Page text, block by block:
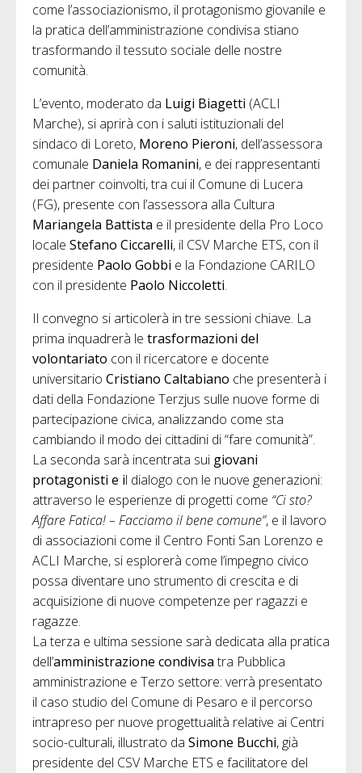
come l’associazionismo, il protagonismo giovanile e
la pratica dell’amministrazione condivisa stiano
trasformando il tessuto sociale delle nostre
comunità.
L’evento, moderato da Luigi Biagetti (ACLI
Marche), si aprirà con i saluti istituzionali del
sindaco di Loreto, Moreno Pieroni, dell’assessora
comunale Daniela Romanini, e dei rappresentanti
dei partner coinvolti, tra cui il Comune di Lucera
(FG), presente con l’assessora alla Cultura
Mariangela Battista e il presidente della Pro Loco
locale Stefano Ciccarelli, il CSV Marche ETS, con il
presidente Paolo Gobbi e la Fondazione CARILO
con il presidente Paolo Niccoletti.
Il convegno si articolerà in tre sessioni chiave. La
prima inquadrerà le trasformazioni del
volontariato con il ricercatore e docente
universitario Cristiano Caltabiano che presenterà i
dati della Fondazione Terzjus sulle nuove forme di
partecipazione civica, analizzando come sta
cambiando il modo dei cittadini di “fare comunità”.
La seconda sarà incentrata sui giovani
protagonisti e il dialogo con le nuove generazioni:
attraverso le esperienze di progetti come “Ci sto?
Affare Fatica! – Facciamo il bene comune”, e il lavoro
di associazioni come il Centro Fonti San Lorenzo e
ACLI Marche, si esplorerà come l’impegno civico
possa diventare uno strumento di crescita e di
acquisizione di nuove competenze per ragazzi e
ragazze.
La terza e ultima sessione sarà dedicata alla pratica
dell’amministrazione condivisatra Pubblica
amministrazione e Terzo settore: verrà presentato
il caso studio del Comune di Pesaro e il percorso
intrapreso per nuove progettualità relative ai Centri
socio-culturali, illustrato da Simone Bucchi, già
presidente del CSV Marche ETS e facilitatore del